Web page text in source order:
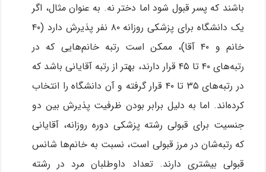
باشند که پسر قبول شود اما دختر نه. به عنوان مثال، اگر
یک دانشگاه برای پزشکی روزانه ۸۰ نفر پذیرش دارد (۴۰
خانم و ۴۰ آقا)، ممکن است رتبه خانم‌هایی که در
رتبه‌های ۴۰ تا ۴۵ قرار دارند، بهتر از رتبه آقایانی باشد که
در رتبه‌های ۳۵ تا ۴۰ قرار گرفته و آن دانشگاه را انتخاب
کرده‌اند. اما به دلیل برابر بودن ظرفیت پذیرش بین دو
جنسیت برای قبولی رشته پزشکی دوره روزانه، آقایانی
که رتبه‌شان در مرز قبولی است، نسبت به خانم‌ها شانس
قبولی بیشتری دارند. تعداد داوطلبان مرد در رشته